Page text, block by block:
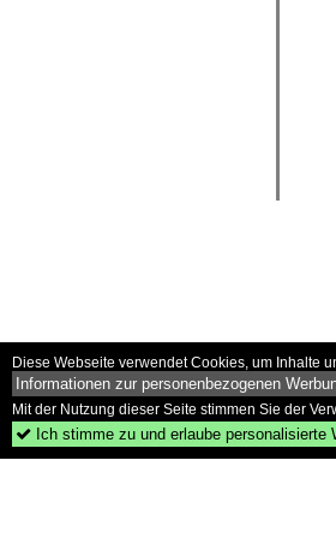
Diese Webseite verwendet Cookies, um Inhalte
Informationen zur personenbezogenen
Mit der Nutzung dieser Seite stimmen Sie der
 Ich stimme zu und erlaube personalisierte